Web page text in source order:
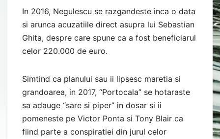
In 2016, Negulescu se razgandeste inca o data
si arunca acuzatiile direct asupra lui Sebastian
Ghita, despre care spune ca a fost beneficiarul
celor 220.000 de euro.
Simtind ca planului sau ii lipsesc maretia si
grandoarea, in 2017, “Portocala” se hotaraste
sa adauge “sare si piper” in dosar si ii
pomeneste pe Victor Ponta si Tony Blair ca
fiind parte a conspiratiei din jurul celor